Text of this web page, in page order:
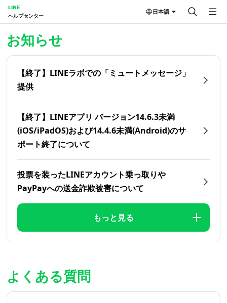
LINE
ヘルプセンター
日本語
お知らせ
【終了】LINEラボでの「ミュートメッセージ」
提供
【終了】LINEアプリ バージョン14.6.3未満
(iOS/iPadOS)および14.4.6未満(Android)のサ
ポート終了について
投票を装ったLINEアカウント乗っ取りや
PayPayへの送金詐欺被害について
もっと見る
よくある質問